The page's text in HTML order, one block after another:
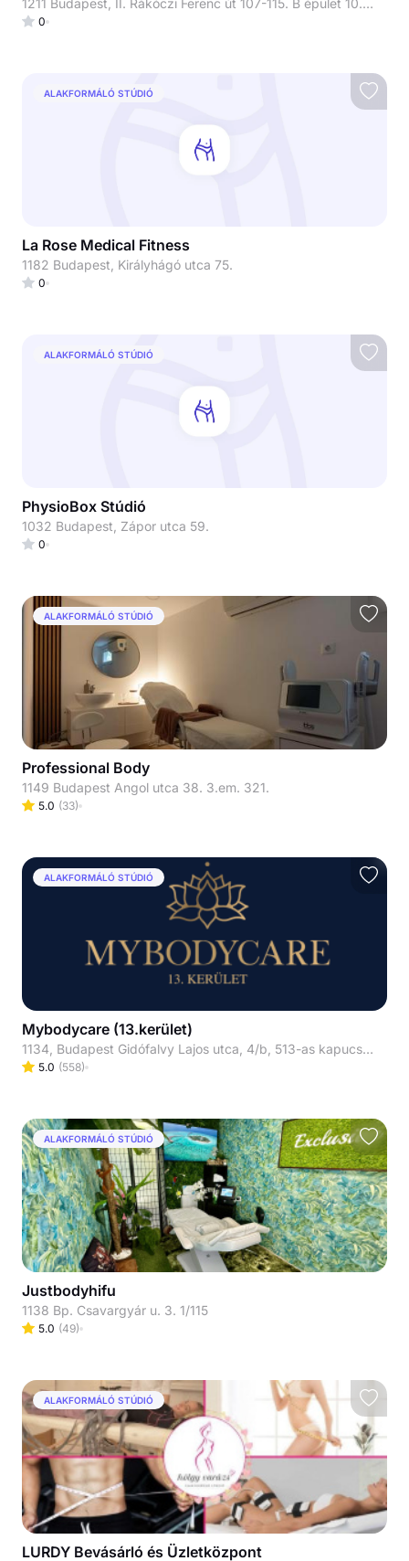
1211 Budapest, II. Rákóczi Ferenc út 107-115. B épület 10. üzlet
0
ALAKFORMÁLÓ STÚDIÓ
La Rose Medical Fitness
1182 Budapest, Királyhágó utca 75.
0
ALAKFORMÁLÓ STÚDIÓ
PhysioBox Stúdió
1032 Budapest, Zápor utca 59.
0
ALAKFORMÁLÓ STÚDIÓ
Professional Body
1149 Budapest Angol utca 38. 3.em. 321.
5.0 (33)
ALAKFORMÁLÓ STÚDIÓ
Mybodycare (13.kerület)
1134, Budapest Gidófalvy Lajos utca, 4/b, 513-as kapucsengő, 5. emelet 513-as ajtó.
5.0 (558)
ALAKFORMÁLÓ STÚDIÓ
Justbodyhifu
1138 Bp. Csavargyár u. 3. 1/115
5.0 (49)
ALAKFORMÁLÓ STÚDIÓ
LURDY Bevásárló és Üzletközpont